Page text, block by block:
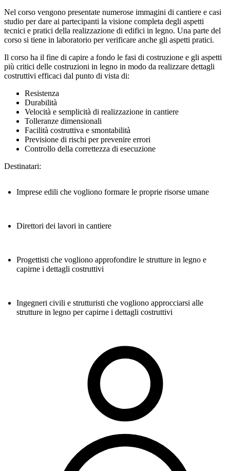
Nel corso vengono presentate numerose immagini di cantiere e casi
studio per dare ai partecipanti la visione completa degli aspetti
tecnici e pratici della realizzazione di edifici in legno. Una parte del
corso si tiene in laboratorio per verificare anche gli aspetti pratici.
Il corso ha il fine di capire a fondo le fasi di costruzione e gli aspetti
più critici delle costruzioni in legno in modo da realizzare dettagli
costruttivi efficaci dal punto di vista di:
Resistenza
Durabilità
Velocità e semplicità di realizzazione in cantiere
Tolleranze dimensionali
Facilità costruttiva e smontabilità
Previsione di rischi per prevenire errori
Controllo della correttezza di esecuzione
Destinatari:
Imprese edili che vogliono formare le proprie risorse umane
Direttori dei lavori in cantiere
Progettisti che vogliono approfondire le strutture in legno e
capirne i dettagli costruttivi
Ingegneri civili e strutturisti che vogliono approcciarsi alle
strutture in legno per capirne i dettagli costruttivi